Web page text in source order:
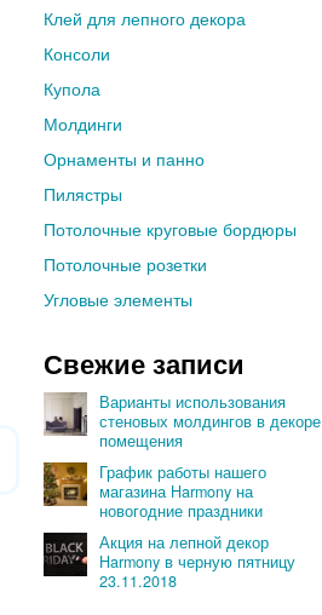
Клей для лепного декора
Консоли
Купола
Молдинги
Орнаменты и панно
Пилястры
Потолочные круговые бордюры
Потолочные розетки
Угловые элементы
Свежие записи
Варианты использования
стеновых молдингов в декоре
помещения
График работы нашего
магазина Harmony на
новогодние праздники
Акция на лепной декор
Harmony в черную пятницу
23.11.2018